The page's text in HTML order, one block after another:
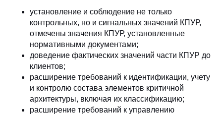
установление и соблюдение не только
контрольных, но и сигнальных значений КПУР,
отмечены значения КПУР, установленные
нормативными документами;
доведение фактических значений части КПУР до
клиентов;
расширение требований к идентификации, учету
и контролю состава элементов критичной
архитектуры, включая их классификацию;
расширение требований к управлению